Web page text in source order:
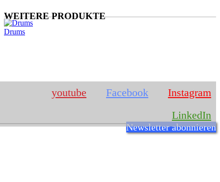
WEITERE PRODUKTE
Drums
youtube Facebook
Instagram
LinkedIn
Newsletter abonnieren